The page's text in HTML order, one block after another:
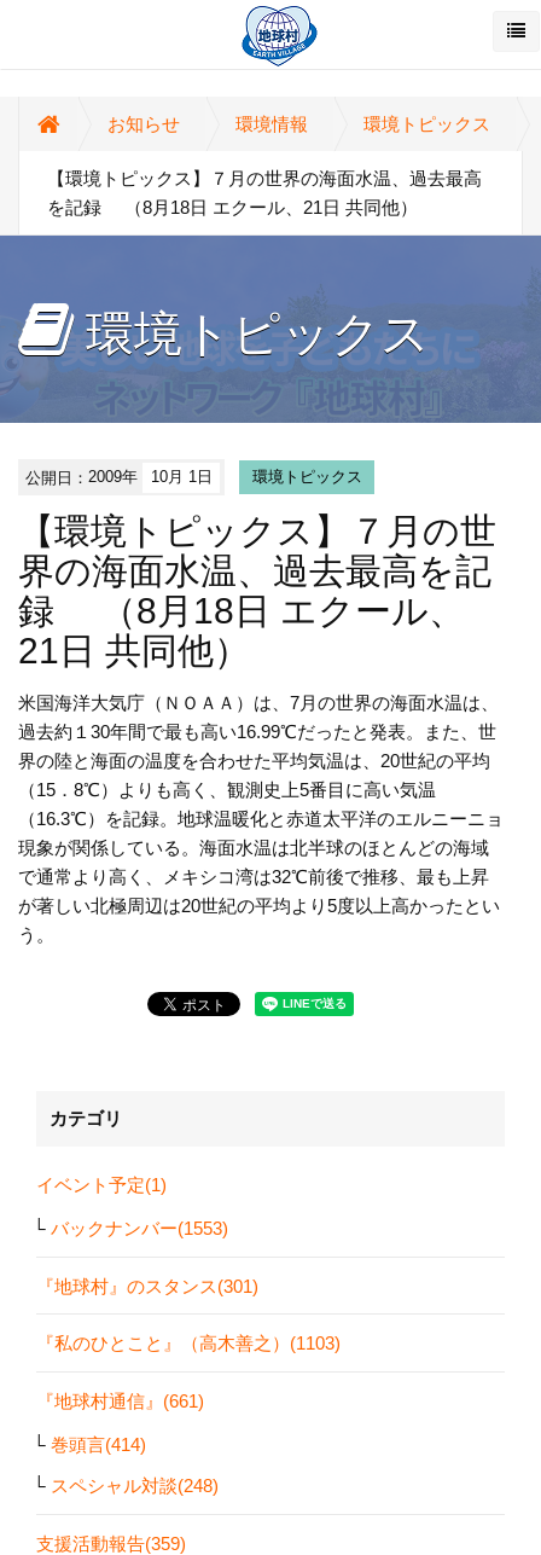
お知らせ 環境情報 環境トピックス
【環境トピックス】７月の世界の海面水温、過去最高
を記録 （8月18日 エクール、21日 共同他）
環境トピックス
公開日：2009年 10月 1日 環境トピックス
【環境トピックス】７月の世
界の海面水温、過去最高を記
録 （8月18日 エクール、
21日 共同他）
米国海洋大気庁（ＮＯＡＡ）は、7月の世界の海面水温は、
過去約１30年間で最も高い16.99℃だったと発表。また、世
界の陸と海面の温度を合わせた平均気温は、20世紀の平均
（15．8℃）よりも高く、観測史上5番目に高い気温
（16.3℃）を記録。地球温暖化と赤道太平洋のエルニーニョ
現象が関係している。海面水温は北半球のほとんどの海域
で通常より高く、メキシコ湾は32℃前後で推移、最も上昇
が著しい北極周辺は20世紀の平均より5度以上高かったとい
う。
カテゴリ
イベント予定(1)
バックナンバー(1553)
『地球村』のスタンス(301)
『私のひとこと』（高木善之）(1103)
『地球村通信』(661)
巻頭言(414)
スペシャル対談(248)
支援活動報告(359)